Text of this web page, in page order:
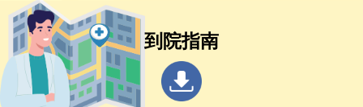
到院指南